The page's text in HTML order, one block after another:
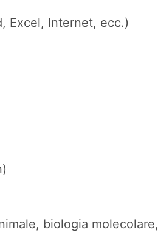
Excel, Internet, ecc.)
biologia molecolare,